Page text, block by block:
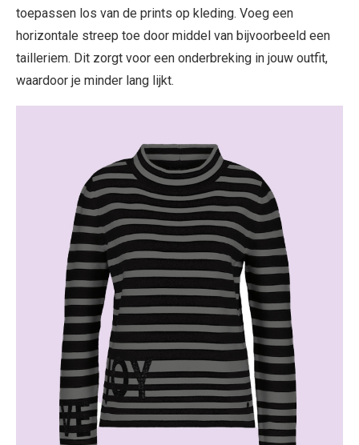
toepassen los van de prints op kleding. Voeg een
horizontale streep toe door middel van bijvoorbeeld een
tailleriem. Dit zorgt voor een onderbreking in jouw outfit,
waardoor je minder lang lijkt.